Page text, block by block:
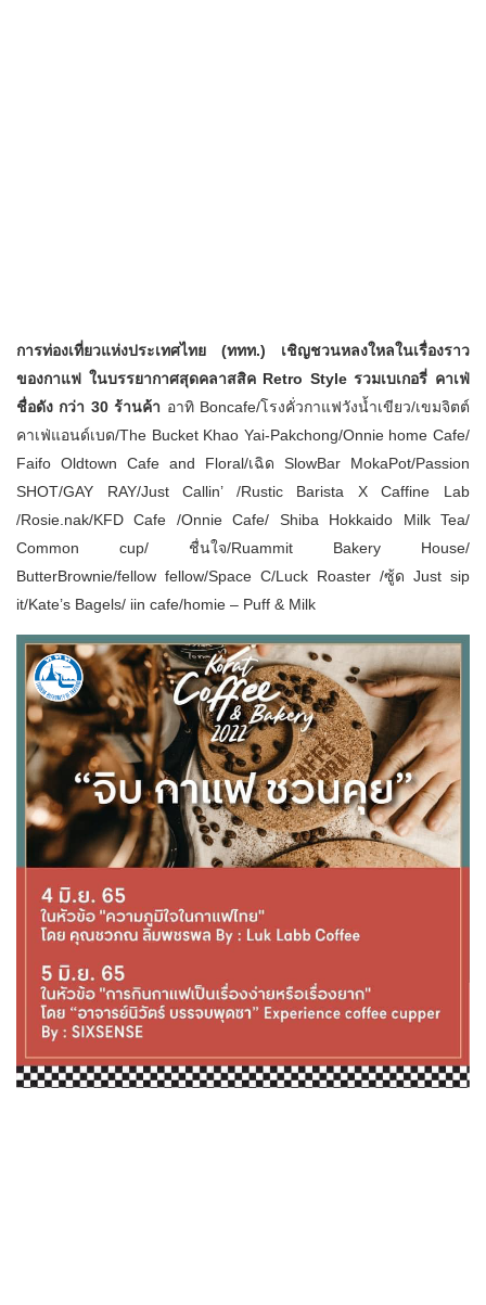
การท่องเที่ยวแห่งประเทศไทย (ททท.) เชิญชวนหลงใหลในเรื่องราว
ของกาแฟ ในบรรยากาศสุดคลาสสิค Retro Style รวมเบเกอรี่ คาเฟ่
ชื่อดัง กว่า 30 ร้านค้า อาทิ Boncafe/โรงคั่วกาแฟวังน้ำเขียว/เขมจิตต์
คาเฟ่แอนด์เบด/The Bucket Khao Yai-Pakchong/Onnie home Cafe/
Faifo Oldtown Cafe and Floral/เฉิด SlowBar MokaPot/Passion
SHOT/GAY RAY/Just Callin’ /Rustic Barista X Caffine Lab
/Rosie.nak/KFD Cafe /Onnie Cafe/ Shiba Hokkaido Milk Tea/
Common cup/ ชื่นใจ/Ruammit Bakery House/
ButterBrownie/fellow fellow/Space C/Luck Roaster /ซู้ด Just sip
it/Kate’s Bagels/ iin cafe/homie – Puff & Milk